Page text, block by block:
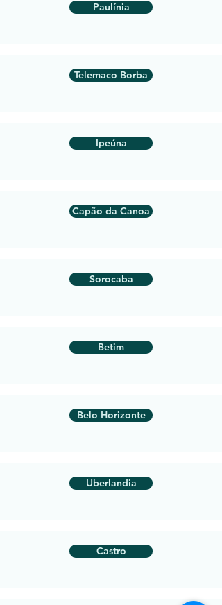
Paulínia
Telemaco Borba
Ipeúna
Capão da Canoa
Sorocaba
Betim
Belo Horizonte
Uberlandia
Castro